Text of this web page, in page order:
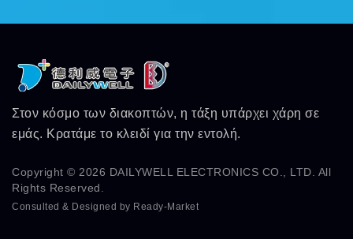
Στον κόσμο των διακοπτών, η τάξη υπάρχει χάρη σε
εμάς. Κρατάμε το κλειδί για την εντολή.
Copyright © 2026 DAILYWELL ELECTRONICS CO., LTD. All
Rights Reserved.
Consulted & Designed by Ready-Market